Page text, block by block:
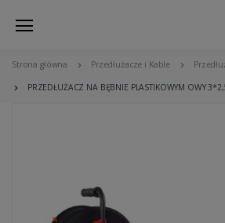
Strona główna Przedłużacze i Kable
PRZEDŁUŻACZ NA BĘBNIE PLASTIKOWYM OWY